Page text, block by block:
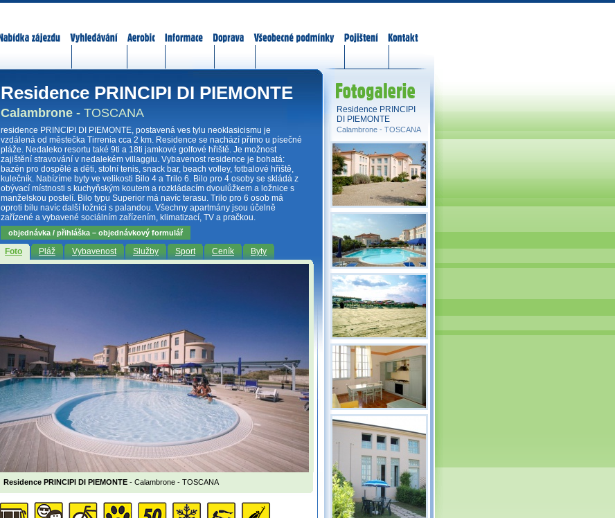
Residence PRINCIPI DI PIEMONTE
Calambrone - TOSCANA
residence PRINCIPI DI PIEMONTE, postavená ves tylu neoklasicismu je
vzdálená od městečka Tirrenia cca 2 km. Residence se nachází přímo u písečné
pláže. Nedaleko resortu také 9ti a 18ti jamkové golfové hřiště. Je možnost
zajištění stravování v nedalekém villaggiu. Vybavenost residence je bohatá:
bazén pro dospělé a děti, stolní tenis, snack bar, beach volley, fotbalové hřiště,
kulečník. Nabízíme byty ve velikosti Bilo 4 a Trilo 6. Bilo pro 4 osoby se skládá z
obývací místnosti s kuchyňským koutem a rozkládacím dvoulůžkem a ložnice s
manželskou postelí. Bilo typu Superior má navíc terasu. Trilo pro 6 osob má
oproti bilu navíc další ložnici s palandou. Všechny apartmány jsou účelně
zařízené a vybavené sociálním zařízením, klimatizací, TV a pračkou.
objednávka / přihláška – objednávkový formulář
Foto Pláž Vybavenost Služby Sport Ceník Byty
Residence PRINCIPI DI PIEMONTE - Calambrone - TOSCANA
Residence PRINCIPI
DI PIEMONTE
Calambrone - TOSCANA